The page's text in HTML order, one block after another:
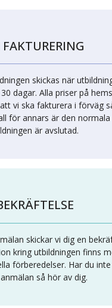
FAKTURERING
skickas när
dagar. Alla priser på
vi ska fakturera i förväg
för annars är den
är avslutad.
skickar vi dig en
kring utbildningen finns
förberedelser. Har du
så hör av dig.